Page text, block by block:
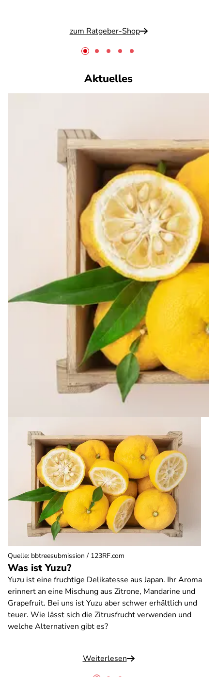
zum Ratgeber-Shop
Aktuelles
Was ist Yuzu?
Yuzu ist eine fruchtige Delikatesse aus Japan. Ihr Aroma
erinnert an eine Mischung aus Zitrone, Mandarine und
Grapefruit. Bei uns ist Yuzu aber schwer erhältlich und
teuer. Wie lässt sich die Zitrusfrucht verwenden und
welche Alternativen gibt es?
Weiterlesen
Quelle: bbtreesubmission / 123RF.com